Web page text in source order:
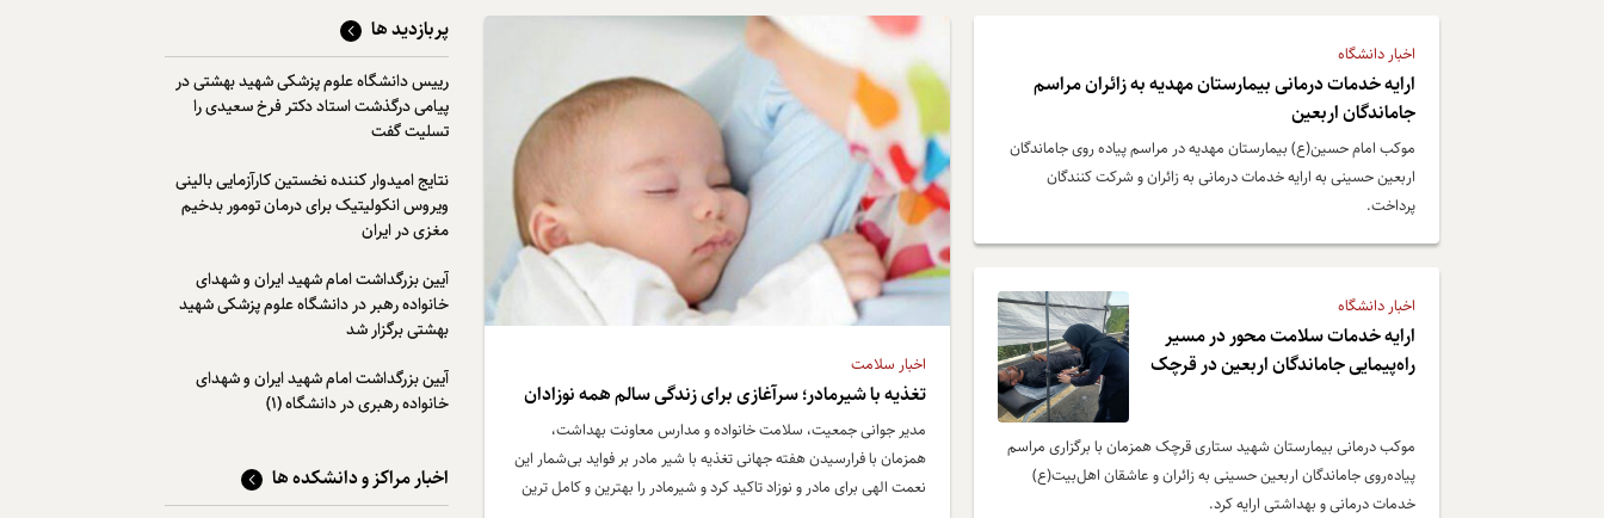
اخبار سلامت
تغذیه با شیرمادر؛ سرآغازی برای زندگی سالم همه نوزادان
مدیر جوانی جمعیت، سلامت خانواده و مدارس معاونت بهداشت،
همزمان با فرارسیدن هفته جهانی تغذیه با شیر مادر بر فواید بی‌شمار این
نعمت الهی برای مادر و نوزاد تاکید کرد و شیرمادر را بهترین و کامل ترین
اخبار دانشگاه
ارایه خدمات درمانی بیمارستان مهدیه به زائران مراسم
جاماندگان اربعین
موکب امام حسین(ع) بیمارستان مهدیه در مراسم پیاده روی جاماندگان
اربعین حسینی به ارایه خدمات درمانی به زائران و شرکت کنندگان
پرداخت.
اخبار دانشگاه
ارایه خدمات سلامت محور در مسیر
راه‌پیمایی جاماندگان اربعین در قرچک
موکب درمانی بیمارستان شهید ستاری قرچک همزمان با برگزاری مراسم
پیاده‌روی جاماندگان اربعین حسینی به زائران و عاشقان اهل‌بیت(ع)
خدمات درمانی و بهداشتی ارایه کرد.
پربازدید ها
رییس دانشگاه علوم پزشکی شهید بهشتی در
پیامی درگذشت استاد دکتر فرخ سعیدی را
تسلیت گفت
نتایج امیدوار کننده نخستین کارآزمایی بالینی
ویروس انکولیتیک برای درمان تومور بدخیم
مغزی در ایران
آیین بزرگداشت امام شهید ایران و شهدای
خانواده رهبر در دانشگاه علوم پزشکی شهید
بهشتی برگزار شد
آیین بزرگداشت امام شهید ایران و شهدای
خانواده رهبری در دانشگاه (1)
اخبار مراکز و دانشکده ها